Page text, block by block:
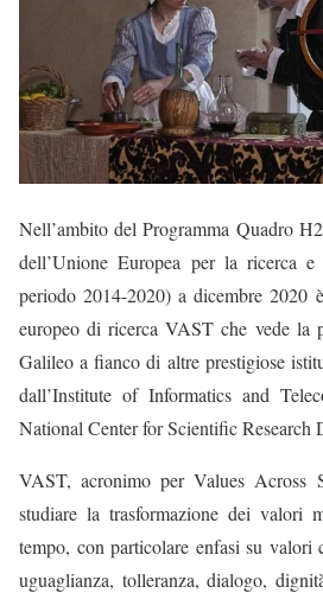
Nell’ambito delProgramma Quadro
dell’Unione Europea per la ricerca e
periodo 2014-2020) a dicembre 2020
europeo di ricerca VAST che vede la
Galileo a fianco di altre prestigiose
dall’Institute of Informatics and
National Center for Scientific Research
VAST, acronimo perValues Across
studiare la trasformazione dei valori
tempo, con particolare enfasi su valori
uguaglianza, tolleranza, dialogo,